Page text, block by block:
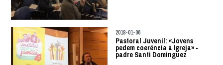
2018-01-06
Pastoral Juvenil: «Jovens
pedem coerência à Igreja» -
padre Santi Dominguez